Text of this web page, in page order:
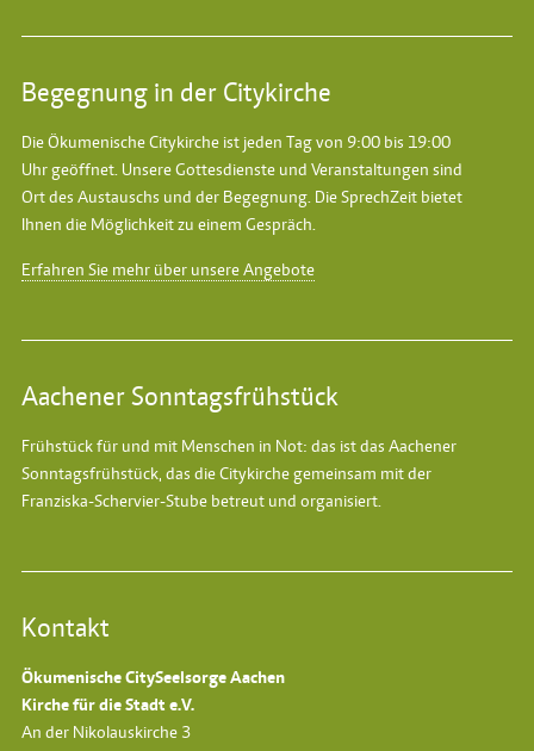
Begegnung in der Citykirche
Die Ökumenische Citykirche ist jeden Tag von 9:00 bis 19:00
Uhr geöffnet. Unsere Gottesdienste und Veranstaltungen sind
Ort des Austauschs und der Begegnung. Die SprechZeit bietet
Ihnen die Möglichkeit zu einem Gespräch.
Erfahren Sie mehr über unsere Angebote
Aachener Sonntagsfrühstück
Frühstück für und mit Menschen in Not: das ist das Aachener
Sonntagsfrühstück, das die Citykirche gemeinsam mit der
Franziska-Schervier-Stube betreut und organisiert.
Kontakt
Ökumenische CitySeelsorge Aachen
Kirche für die Stadt e.V.
An der Nikolauskirche 3